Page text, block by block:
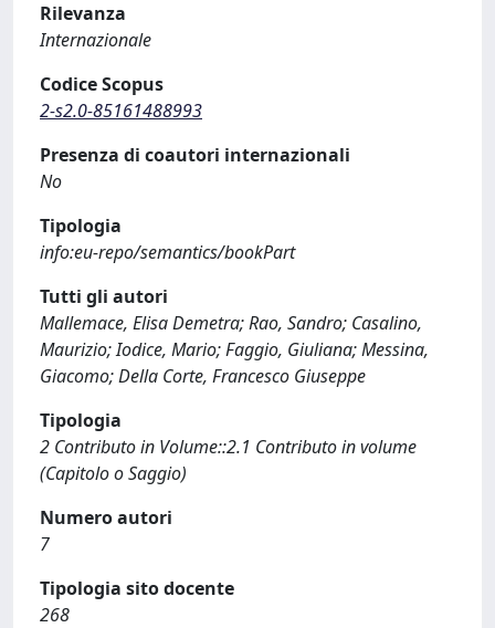
Rilevanza
Internazionale
Codice Scopus
2-s2.0-85161488993
Presenza di coautori internazionali
No
Tipologia
info:eu-repo/semantics/bookPart
Tutti gli autori
Mallemace, Elisa Demetra; Rao, Sandro; Casalino,
Maurizio; Iodice, Mario; Faggio, Giuliana; Messina,
Giacomo; Della Corte, Francesco Giuseppe
Tipologia
2 Contributo in Volume::2.1 Contributo in volume
(Capitolo o Saggio)
Numero autori
7
Tipologia sito docente
268